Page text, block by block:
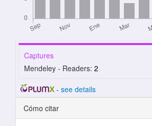
Captures
Mendeley - Readers: 2
- see details
Detalles del artículo
Cómo citar